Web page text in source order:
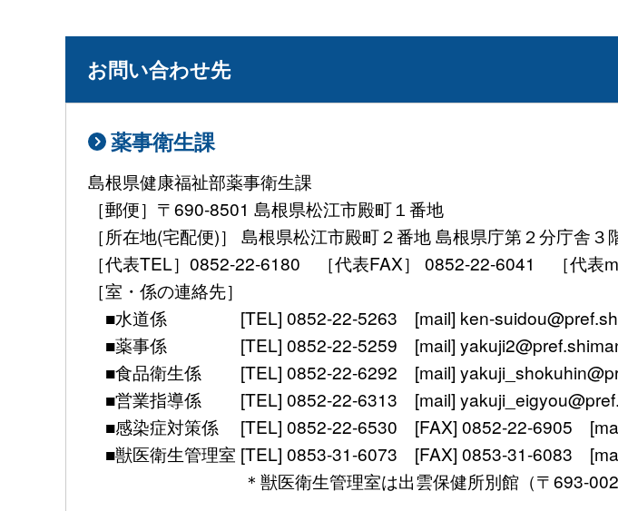
お問い合わせ先
薬事衛生課
島根県健康福祉部薬事衛生課
［郵便］〒690-8501 島根県松江市殿町１番地
［所在地(宅配便)］ 島根県松江市殿町２番地 島根県庁第２分庁舎３
［代表TEL］0852-22-6180 ［代表FAX］ 0852-22-6041 ［代表
［室・係の連絡先］
■水道係 [TEL] 0852-22-5263 [mail] ken-
■薬事係 [TEL] 0852-22-5259 [mail]
■食品衛生係 [TEL] 0852-22-6292 [mail]
■営業指導係 [TEL] 0852-22-6313 [mail]
■感染症対策係 [TEL] 0852-22-6530 [FAX] 0852-22-6905
■獣医衛生管理室 [TEL] 0853-31-6073 [FAX] 0853-31-6083
＊獣医衛生管理室は出雲保健所別館（〒693-0021 出